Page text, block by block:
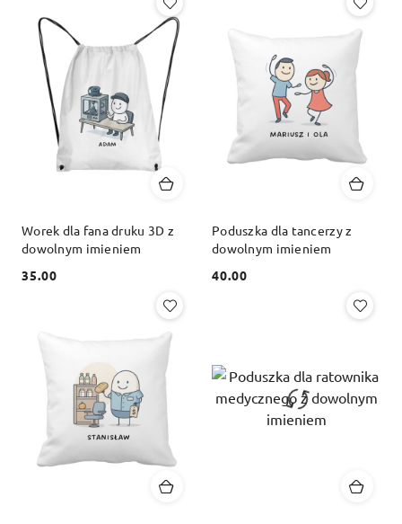
Worek dla fana druku 3D z
dowolnym imieniem
Cena:
35.00
Poduszka dla tancerzy z
dowolnym imieniem
Cena:
40.00